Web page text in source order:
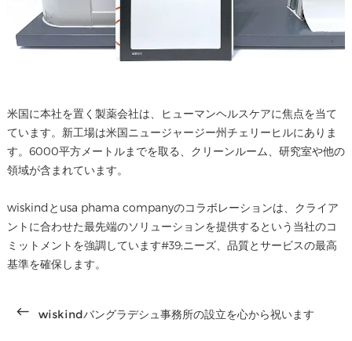
米国に本社を置く製薬会社は、ヒューマンヘルスケアに焦点を当て
ています。新工場は米国ニュージャージー州チェリーヒルにありま
す。6000平方メートルまでを取る、クリーンルーム、研究室や他の
領域が含まれています。
wiskindとusa phama companyのコラボレーションは、クライア
ントに合わせた最先端のソリューションを提供するという当社のコ
ミットメントを強調しています#39;ニーズ、品質とサービスの最高
基準を確保します。
wiskindバングラデシュ事務所の設立を心から祝います